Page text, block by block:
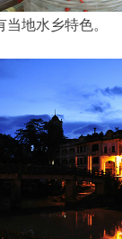
地水乡特色。